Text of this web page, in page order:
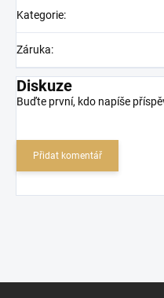
Kategorie:
Záruka:
Diskuze
Buďte první, kdo napíše
Přidat komentář